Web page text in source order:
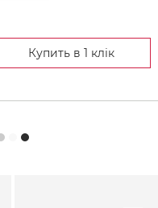
Купить в 1 клік